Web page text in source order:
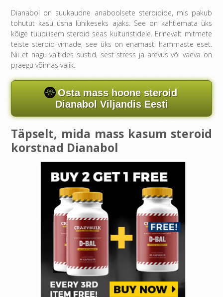
Dianabol on suukaudne anaboolsete steroidide, mis pakub
tohutut kasu üsna lühikeseks ajaks. See on kahtlemata üks
kõige tüüpilisem steroid seas kulturistidele. Erinevalt mitmete
teiste steroid virnade, see üks on enamasti hammaste eset.
Nii et nagu vältides süstid, sest stress ja ärevus või vaeva on
praegu võimas valik.
Osta mass hoone steroid
Dianabol Viljandis Eesti
Täpselt, mida mass kasum steroid
korstnad Dianabol